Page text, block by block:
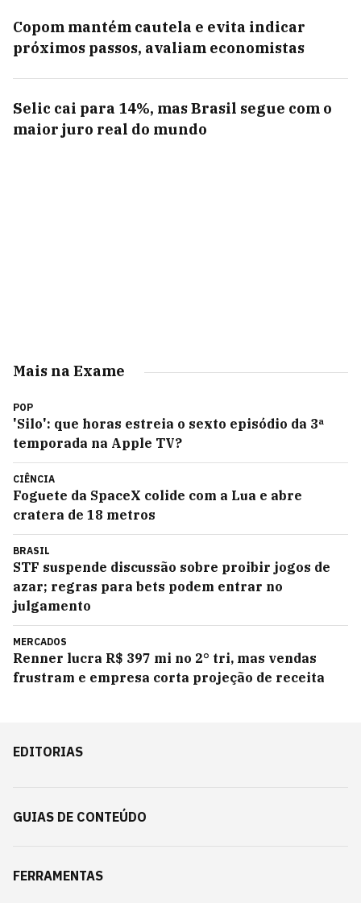
Copom mantém cautela e evita indicar
próximos passos, avaliam economistas
Selic cai para 14%, mas Brasil segue com o
maior juro real do mundo
Mais na Exame
POP
'Silo': que horas estreia o sexto episódio da 3ª
temporada na Apple TV?
CIÊNCIA
Foguete da SpaceX colide com a Lua e abre
cratera de 18 metros
BRASIL
STF suspende discussão sobre proibir jogos de
azar; regras para bets podem entrar no
julgamento
MERCADOS
Renner lucra R$ 397 mi no 2° tri, mas vendas
frustram e empresa corta projeção de receita
EDITORIAS
GUIAS DE CONTEÚDO
FERRAMENTAS